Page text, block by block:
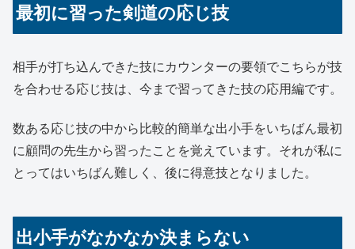
最初に習った剣道の応じ技
相手が打ち込んできた技にカウンターの要領でこちらが技
を合わせる応じ技は、今まで習ってきた技の応用編です。
数ある応じ技の中から比較的簡単な出小手をいちばん最初
に顧問の先生から習ったことを覚えています。それが私に
とってはいちばん難しく、後に得意技となりました。
出小手がなかなか決まらない